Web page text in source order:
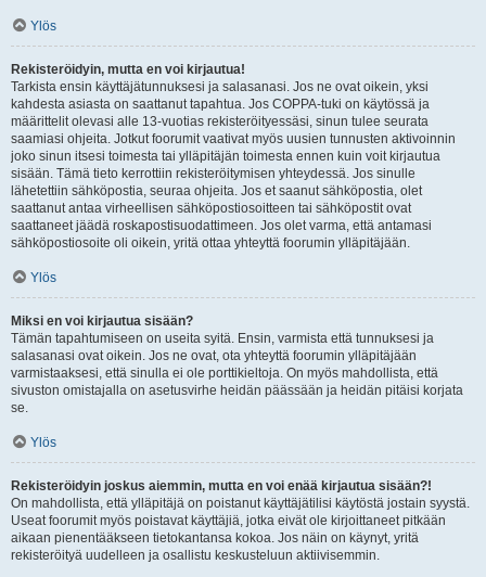
Ylös
Rekisteröidyin, mutta en voi kirjautua!
Tarkista ensin käyttäjätunnuksesi ja salasanasi. Jos ne ovat oikein, yksi
kahdesta asiasta on saattanut tapahtua. Jos COPPA-tuki on käytössä ja
määrittelit olevasi alle 13-vuotias rekisteröityessäsi, sinun tulee seurata
saamiasi ohjeita. Jotkut foorumit vaativat myös uusien tunnusten aktivoinnin
joko sinun itsesi toimesta tai ylläpitäjän toimesta ennen kuin voit kirjautua
sisään. Tämä tieto kerrottiin rekisteröitymisen yhteydessä. Jos sinulle
lähetettiin sähköpostia, seuraa ohjeita. Jos et saanut sähköpostia, olet
saattanut antaa virheellisen sähköpostiosoitteen tai sähköpostit ovat
saattaneet jäädä roskapostisuodattimeen. Jos olet varma, että antamasi
sähköpostiosoite oli oikein, yritä ottaa yhteyttä foorumin ylläpitäjään.
Ylös
Miksi en voi kirjautua sisään?
Tämän tapahtumiseen on useita syitä. Ensin, varmista että tunnuksesi ja
salasanasi ovat oikein. Jos ne ovat, ota yhteyttä foorumin ylläpitäjään
varmistaaksesi, että sinulla ei ole porttikieltoja. On myös mahdollista, että
sivuston omistajalla on asetusvirhe heidän päässään ja heidän pitäisi korjata
se.
Ylös
Rekisteröidyin joskus aiemmin, mutta en voi enää kirjautua sisään?!
On mahdollista, että ylläpitäjä on poistanut käyttäjätilisi käytöstä jostain syystä.
Useat foorumit myös poistavat käyttäjiä, jotka eivät ole kirjoittaneet pitkään
aikaan pienentääkseen tietokantansa kokoa. Jos näin on käynyt, yritä
rekisteröityä uudelleen ja osallistu keskusteluun aktiivisemmin.